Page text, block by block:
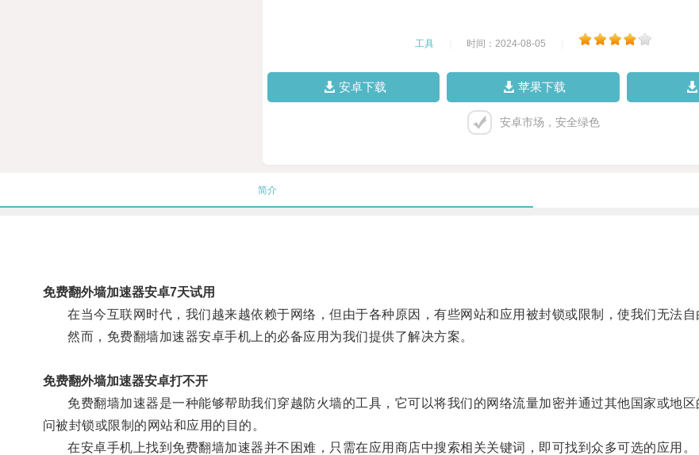
工具 时间：2024-08-05
安卓下载 苹果下载
安卓市场，安全绿色
简介
免费翻外墙加速器安卓7天试用
在当今互联网时代，我们越来越依赖于网络，但由于各种原因，有些网站和应用被封锁或限制，使我们无法自
然而，免费翻墙加速器安卓手机上的必备应用为我们提供了解决方案。
免费翻外墙加速器安卓打不开
免费翻墙加速器是一种能够帮助我们穿越防火墙的工具，它可以将我们的网络流量加密并通过其他国家或地
问被封锁或限制的网站和应用的目的。
在安卓手机上找到免费翻墙加速器并不困难，只需在应用商店中搜索相关关键词，即可找到众多可选的应用。